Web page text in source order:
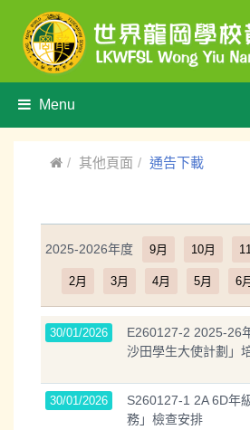
Menu
其他頁面 通告下載
2025-2026年度 9月 10月
2月 3月 4月 5月 6月
30/01/2026
E260127-2 2025-26
沙田學生大使計劃」
30/01/2026
S260127-1 2A 6D年
務」檢查安排